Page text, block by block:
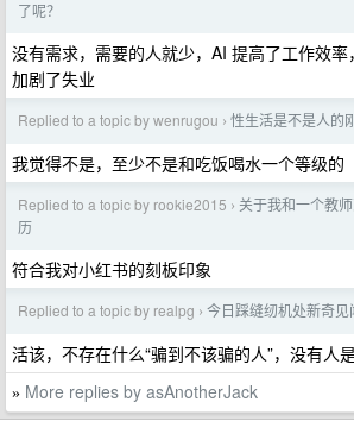
了呢？
没有需求，需要的人就少，AI 提高了工作效
加剧了失业
Replied to a topic by wenrugou › 性生活是不是人的
我觉得不是，至少不是和吃饭喝水一个等级的
Replied to a topic by rookie2015 › 关于我和一个教
历
符合我对小红书的刻板印象
Replied to a topic by realpg › 今日踩缝纫机处新奇见
活该，不存在什么“骗到不该骗的人”，没有人
» More replies by asAnotherJack